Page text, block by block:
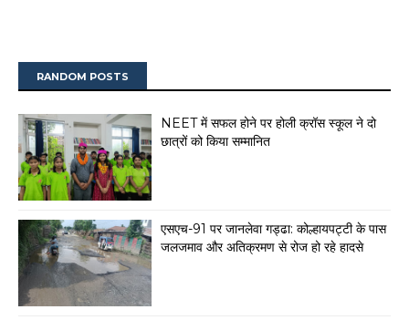
RANDOM POSTS
NEET में सफल होने पर होली क्रॉस स्कूल ने दो
छात्रों को किया सम्मानित
एसएच-91 पर जानलेवा गड्ढा: कोल्हायपट्टी के पास
जलजमाव और अतिक्रमण से रोज हो रहे हादसे